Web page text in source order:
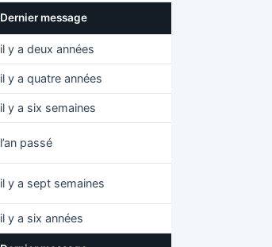
Dernier message
il y a deux années
il y a quatre années
il y a six semaines
l’an passé
il y a sept semaines
il y a six années